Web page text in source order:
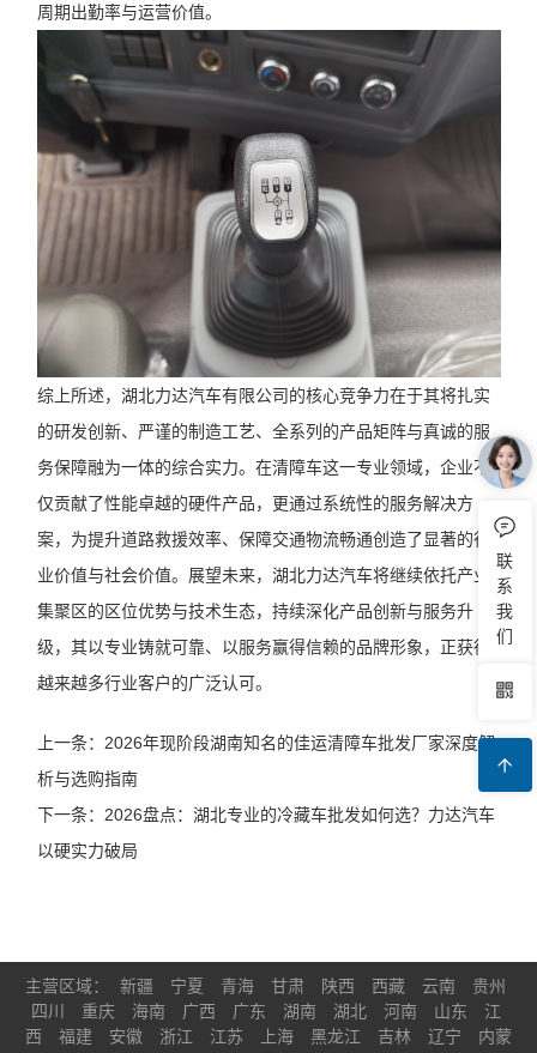
周期出勤率与运营价值。
综上所述，湖北力达汽车有限公司的核心竞争力在于其将扎实
的研发创新、严谨的制造工艺、全系列的产品矩阵与真诚的服
务保障融为一体的综合实力。在清障车这一专业领域，企业不
仅贡献了性能卓越的硬件产品，更通过系统性的服务解决方
案，为提升道路救援效率、保障交通物流畅通创造了显著的行
业价值与社会价值。展望未来，湖北力达汽车将继续依托产业
集聚区的区位优势与技术生态，持续深化产品创新与服务升
级，其以专业铸就可靠、以服务赢得信赖的品牌形象，正获得
越来越多行业客户的广泛认可。
上一条：2026年现阶段湖南知名的佳运清障车批发厂家深度解
析与选购指南
下一条：2026盘点：湖北专业的冷藏车批发如何选？力达汽车
以硬实力破局
主营区域： 新疆 宁夏 青海 甘肃 陕西 西藏 云南
贵州
四川
重庆 海南 广西 广东 湖南 湖北 河南 山东
江
西
福建 安徽 浙江 江苏 上海 黑龙江 吉林 辽宁
内蒙
联
系
我
们